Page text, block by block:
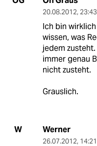
20.08.2012,
Ich bin
wissen, was
jedem
immer genau
nicht zusteht.
Grauslich.
W Werner
26.07.2012,